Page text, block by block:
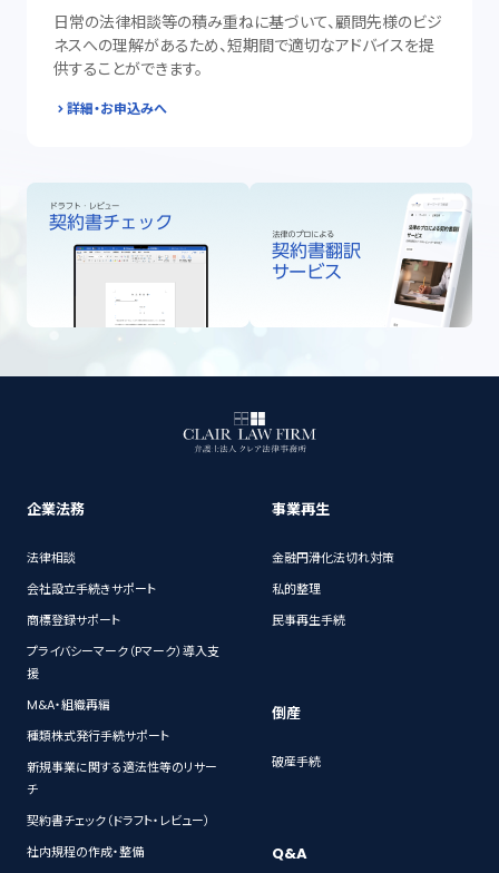
日常の法律相談等の積み重ねに基づいて、顧問先様のビジ
ネスへの理解があるため、短期間で適切なアドバイスを提
供することができます。
詳細・お申込みへ
企業法務
法律相談
会社設立手続きサポート
商標登録サポート
プライバシーマーク（Pマーク）導入支
援
M&A・組織再編
種類株式発行手続サポート
新規事業に関する適法性等のリサー
チ
契約書チェック（ドラフト・レビュー）
社内規程の作成・整備
事業再生
金融円滑化法切れ対策
私的整理
民事再生手続
倒産
破産手続
Q&A